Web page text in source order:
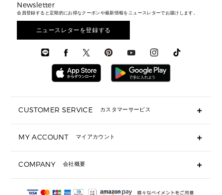
ウェア
アクセサリー
メンズ バッグ
メンズ 財布・小物
メンズ シューズ
メンズ ウェア
メンズ 時計・その他
メンズ財布・小物
メンズアクセサリー
メンズウェア
3 IN 1 / 2 IN 1 バッグ
▶ メンズすべて
▶ メンズすべて
▶ バッグすべて
通勤・通学アイテム
3 IN 1 バッグ
ミニ財布・フラグメントケース
▶ 小物すべて
定期ケース・カードケース・名刺入れ
サンダル
財布・小物
時計・ジュエリー
アクセサリー
エディターレビュー
Newsletter
会員登録すると定期的にお得なクーポンや最新情報をニュースレターでお届けします。
ニュースレターを登録する
CUSTOMER SERVICE カスタマーサービス
ギフト用にラッピングができますか？
ショッピングバッグを購入商品分送ってもらえますか？
注文後に完了メールが受信できないのですが？
MY ACCOUNT マイアカウント
COMPANY 会社概要